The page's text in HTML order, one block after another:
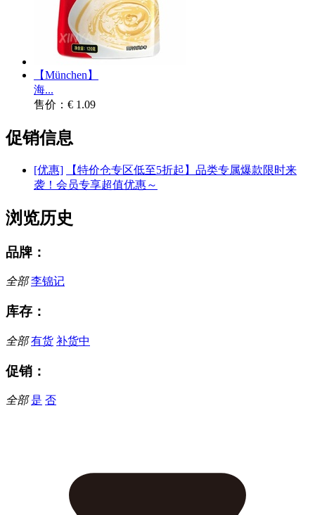
【München】
海...
售价：€ 1.09
促销信息
[优惠]
【特价仓专区低至5折起】品类专属爆款限时来
袭！会员专享超值优惠～
浏览历史
品牌：
全部 李锦记
库存：
全部 有货 补货中
促销：
全部 是 否